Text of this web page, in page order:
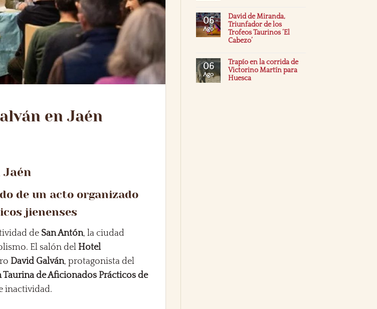
en Jaén
Jaén
de un acto organizado
jienenses
de San Antón, la ciudad
El salón delHotel
David Galván, protagonista del
Taurina de Aficionados Prácticos de
inactividad.
06
Ago
David de Miranda,
Triunfador de los
Trofeos Taurinos ‘El
Cabezo’
06
Ago
Trapío en la corrida de
Victorino Martín para
Huesca